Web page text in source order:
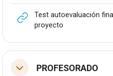
Test autoevaluación
proyecto
TolestuPROFESORADO